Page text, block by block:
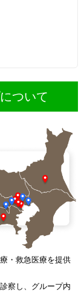
ついて
・救急医療を提供
察し、グループ内